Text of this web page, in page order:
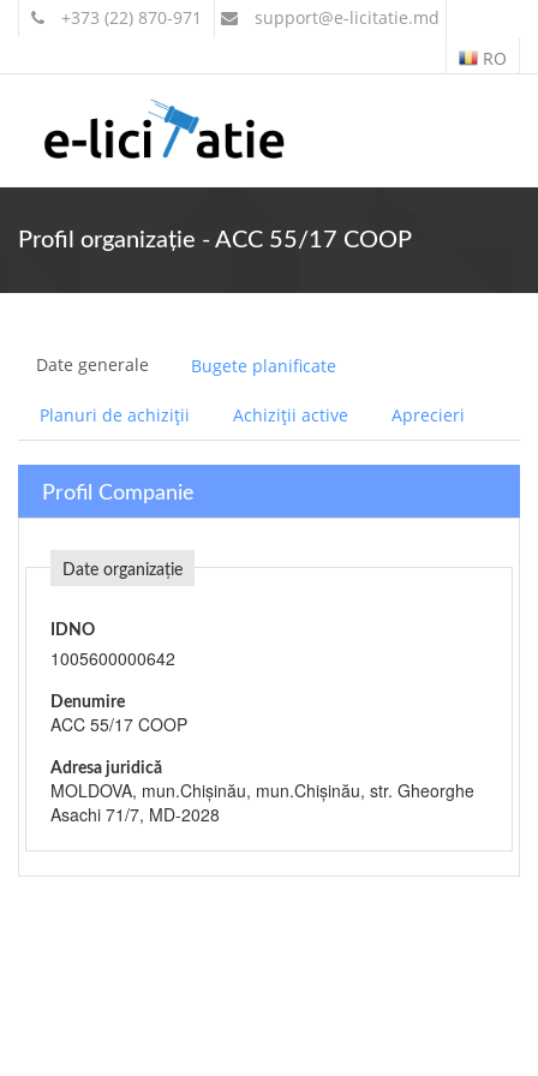
+373 (22) 870-971 support@e-licitatie.md
RO
Profil organizație - ACC 55/17 COOP
Date generale Bugete planificate
Planuri de achiziții Achiziții active Aprecieri
Profil Companie
Date organizație
IDNO
1005600000642
Denumire
ACC 55/17 COOP
Adresa juridică
MOLDOVA, mun.Chişinău, mun.Chişinău, str. Gheorghe
Asachi 71/7, MD-2028